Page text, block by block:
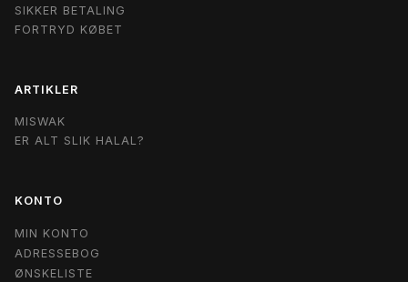
SIKKER BETALING
FORTRYD KØBET
ARTIKLER
MISWAK
ER ALT SLIK HALAL?
KONTO
MIN KONTO
ADRESSEBOG
ØNSKELISTE